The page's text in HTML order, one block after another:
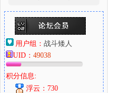
用户组： 战斗矮人
UID： 49038
积分信息:
浮云：730